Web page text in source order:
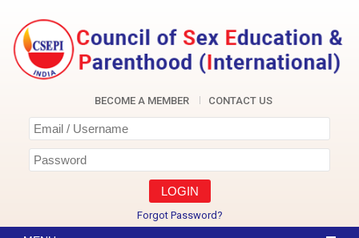
content
CSEPIBECOME A MEMBER CONTACT US
Forgot Password?